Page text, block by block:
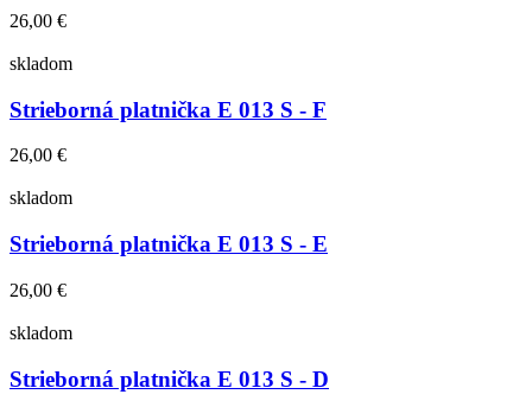
26,00 €
skladom
Strieborná platnička E 013 S - F
26,00 €
skladom
Strieborná platnička E 013 S - E
26,00 €
skladom
Strieborná platnička E 013 S - D